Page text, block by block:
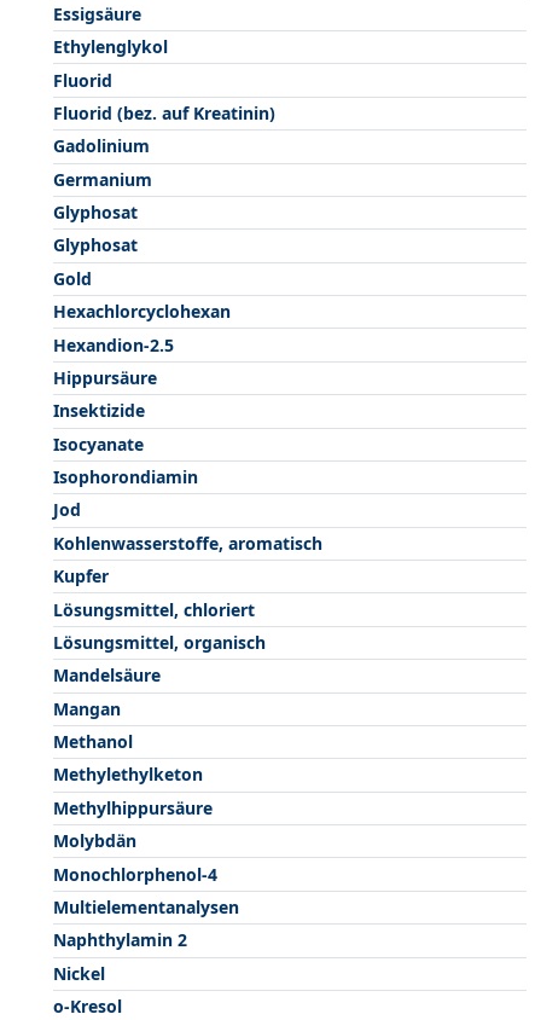
Essigsäure
Ethylenglykol
Fluorid
Fluorid (bez. auf Kreatinin)
Gadolinium
Germanium
Glyphosat
Glyphosat
Gold
Hexachlorcyclohexan
Hexandion-2.5
Hippursäure
Insektizide
Isocyanate
Isophorondiamin
Jod
Kohlenwasserstoffe, aromatisch
Kupfer
Lösungsmittel, chloriert
Lösungsmittel, organisch
Mandelsäure
Mangan
Methanol
Methylethylketon
Methylhippursäure
Molybdän
Monochlorphenol-4
Multielementanalysen
Naphthylamin 2
Nickel
o-Kresol